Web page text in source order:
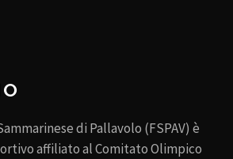
di Pallavolo (FSPAV) è
affiliato al Comitato Olimpico